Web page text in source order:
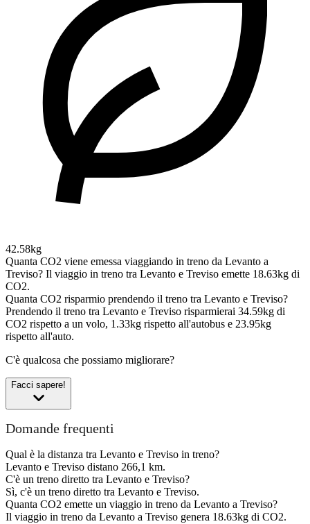
42.58kg
Quanta CO2 viene emessa viaggiando in treno da Levanto a
Treviso? Il viaggio in treno tra Levanto e Treviso emette 18.63kg di
CO2.
Quanta CO2 risparmio prendendo il treno tra Levanto e Treviso?
Prendendo il treno tra Levanto e Treviso risparmierai 34.59kg di
CO2 rispetto a un volo, 1.33kg rispetto all'autobus e 23.95kg
rispetto all'auto.
C'è qualcosa che possiamo migliorare?
Facci sapere!
Domande frequenti
Qual è la distanza tra Levanto e Treviso in treno?
Levanto e Treviso distano 266,1 km.
C'è un treno diretto tra Levanto e Treviso?
Sì, c'è un treno diretto tra Levanto e Treviso.
Quanta CO2 emette un viaggio in treno da Levanto a Treviso?
Il viaggio in treno da Levanto a Treviso genera 18.63kg di CO2.